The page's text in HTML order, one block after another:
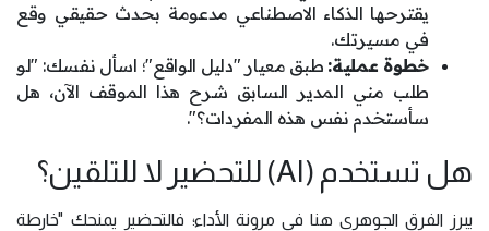
يقترحها الذكاء الاصطناعي مدعومة بحدث حقيقي وقع
في مسيرتك.
خطوة عملية: طبق معيار "دليل الواقع"؛ اسأل نفسك: "لو
طلب مني المدير السابق شرح هذا الموقف الآن، هل
سأستخدم نفس هذه المفردات؟".
هل تستخدم (AI) للتحضير لا للتلقين؟
يبرز الفرق الجوهري هنا في مرونة الأداء؛ فالتحضير يمنحك "خارطة